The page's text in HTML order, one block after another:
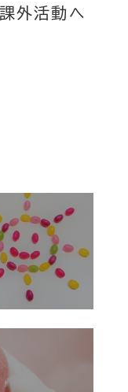
外活動へ